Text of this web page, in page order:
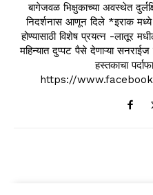
बागेजवळ भिक्षुकाच्या अवस्थेत
निदर्शनास आणून दिले *इराक
होण्यासाठी विशेष प्रयत्न -लातूर
महिन्यात दुप्पट पैसे देणाऱ्या
हस्तकाचा
https://